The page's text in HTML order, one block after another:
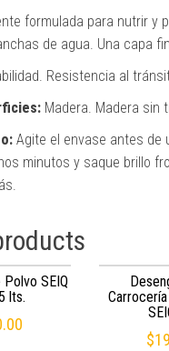
formulada para nutrir y
de agua. Una capa
Resistencia al
Madera. Madera sin
Agite el envase antes de
minutos y saque brillo
SEIQ
lts.
$